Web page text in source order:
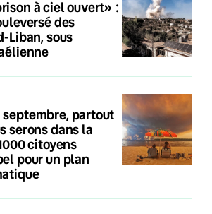
à ciel ouvert» :
des
Liban, sous
septembre, partout
serons dans la
citoyens
pour un plan